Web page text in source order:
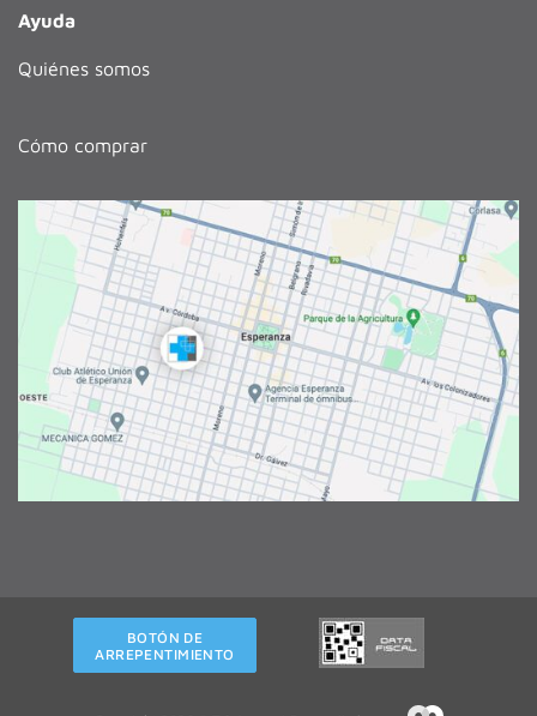
Ayuda
Quiénes somos
Cómo comprar
BOTÓN DE
ARREPENTIMIENTO